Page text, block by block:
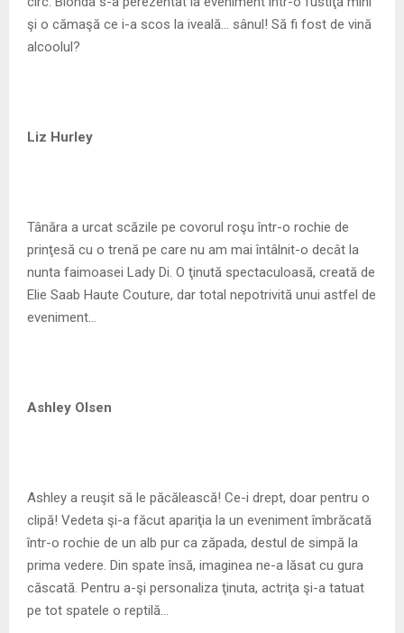
şi o cămaşă ce i-a scos la iveală… sânul! Să fi fost de vină
alcoolul?
Liz Hurley
Tânăra a urcat scăzile pe covorul roşu într-o rochie de
prinţesă cu o trenă pe care nu am mai întâlnit-o decât la
nunta faimoasei Lady Di. O ţinută spectaculoasă, creată de
Elie Saab Haute Couture, dar total nepotrivită unui astfel de
eveniment…
Ashley Olsen
Ashley a reuşit să le păcălească! Ce-i drept, doar pentru o
clipă! Vedeta şi-a făcut apariţia la un eveniment îmbrăcată
într-o rochie de un alb pur ca zăpada, destul de simpă la
prima vedere. Din spate însă, imaginea ne-a lăsat cu gura
căscată. Pentru a-şi personaliza ţinuta, actriţa şi-a tatuat
pe tot spatele o reptilă…